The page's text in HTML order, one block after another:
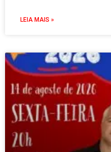
LEIA MAIS »